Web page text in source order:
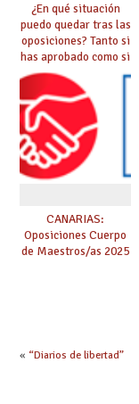
¿En qué situación
puedo quedar tras las
oposiciones? Tanto si
has aprobado como si
te quedas en bolsa,
te lo explicamos todo
aquí
CANARIAS:
Oposiciones Cuerpo
de Maestros/as 2025
« “Diarios de libertad”